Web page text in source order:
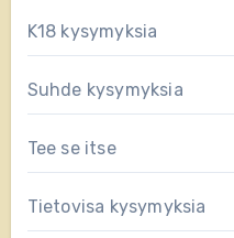
K18 kysymyksia
Suhde kysymyksia
Tee se itse
Tietovisa kysymyksia